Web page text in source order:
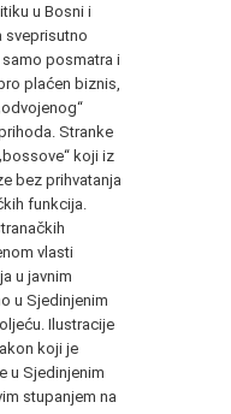
u Bosni i
sveprisutno
samo posmatra i
plaćen biznis,
Stranke
koji iz
bez prihvatanja
funkcija.
vlasti
u javnim
u Sjedinjenim
Ilustracije
koji je
u Sjedinjenim
stupanjem na